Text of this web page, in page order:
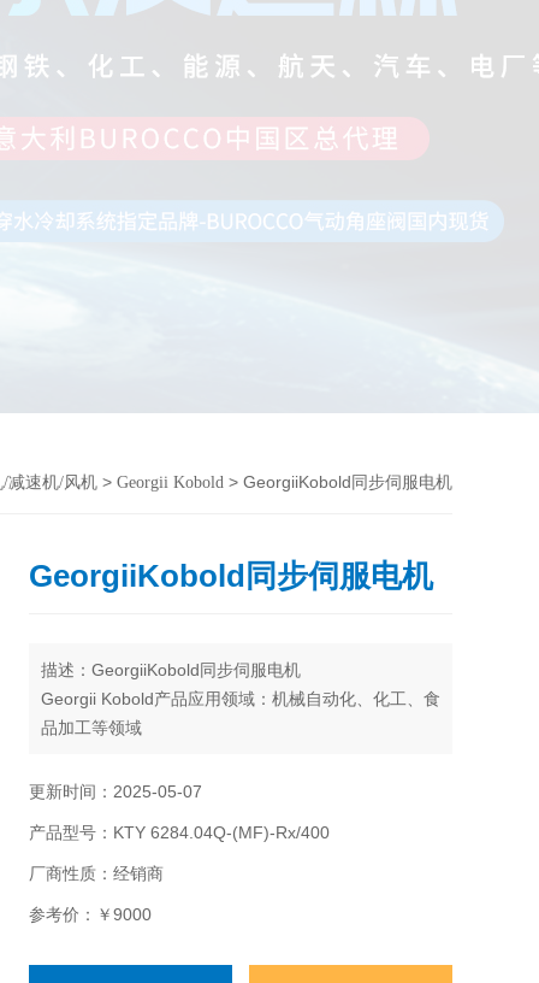
/减速机/风机 > Georgii Kobold > GeorgiiKobold同步伺服电机
GeorgiiKobold同步伺服电机
描述：GeorgiiKobold同步伺服电机
Georgii Kobold产品应用领域：机械自动化、化工、食
品加工等领域
更新时间：2025-05-07
产品型号：KTY 6284.04Q-(MF)-Rx/400
厂商性质：经销商
参考价：￥9000